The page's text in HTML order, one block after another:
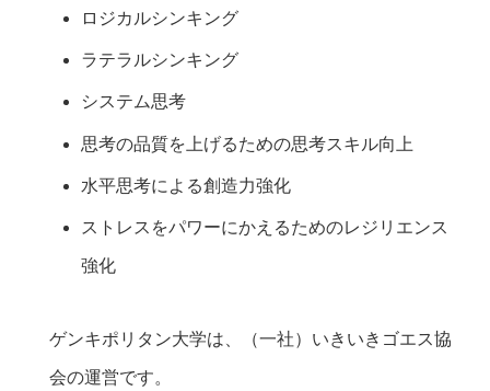
ロジカルシンキング
ラテラルシンキング
システム思考
思考の品質を上げるための思考スキル向上
水平思考による創造力強化
ストレスをパワーにかえるためのレジリエンス
強化
ゲンキポリタン大学は、（一社）いきいきゴエス協
会の運営です。